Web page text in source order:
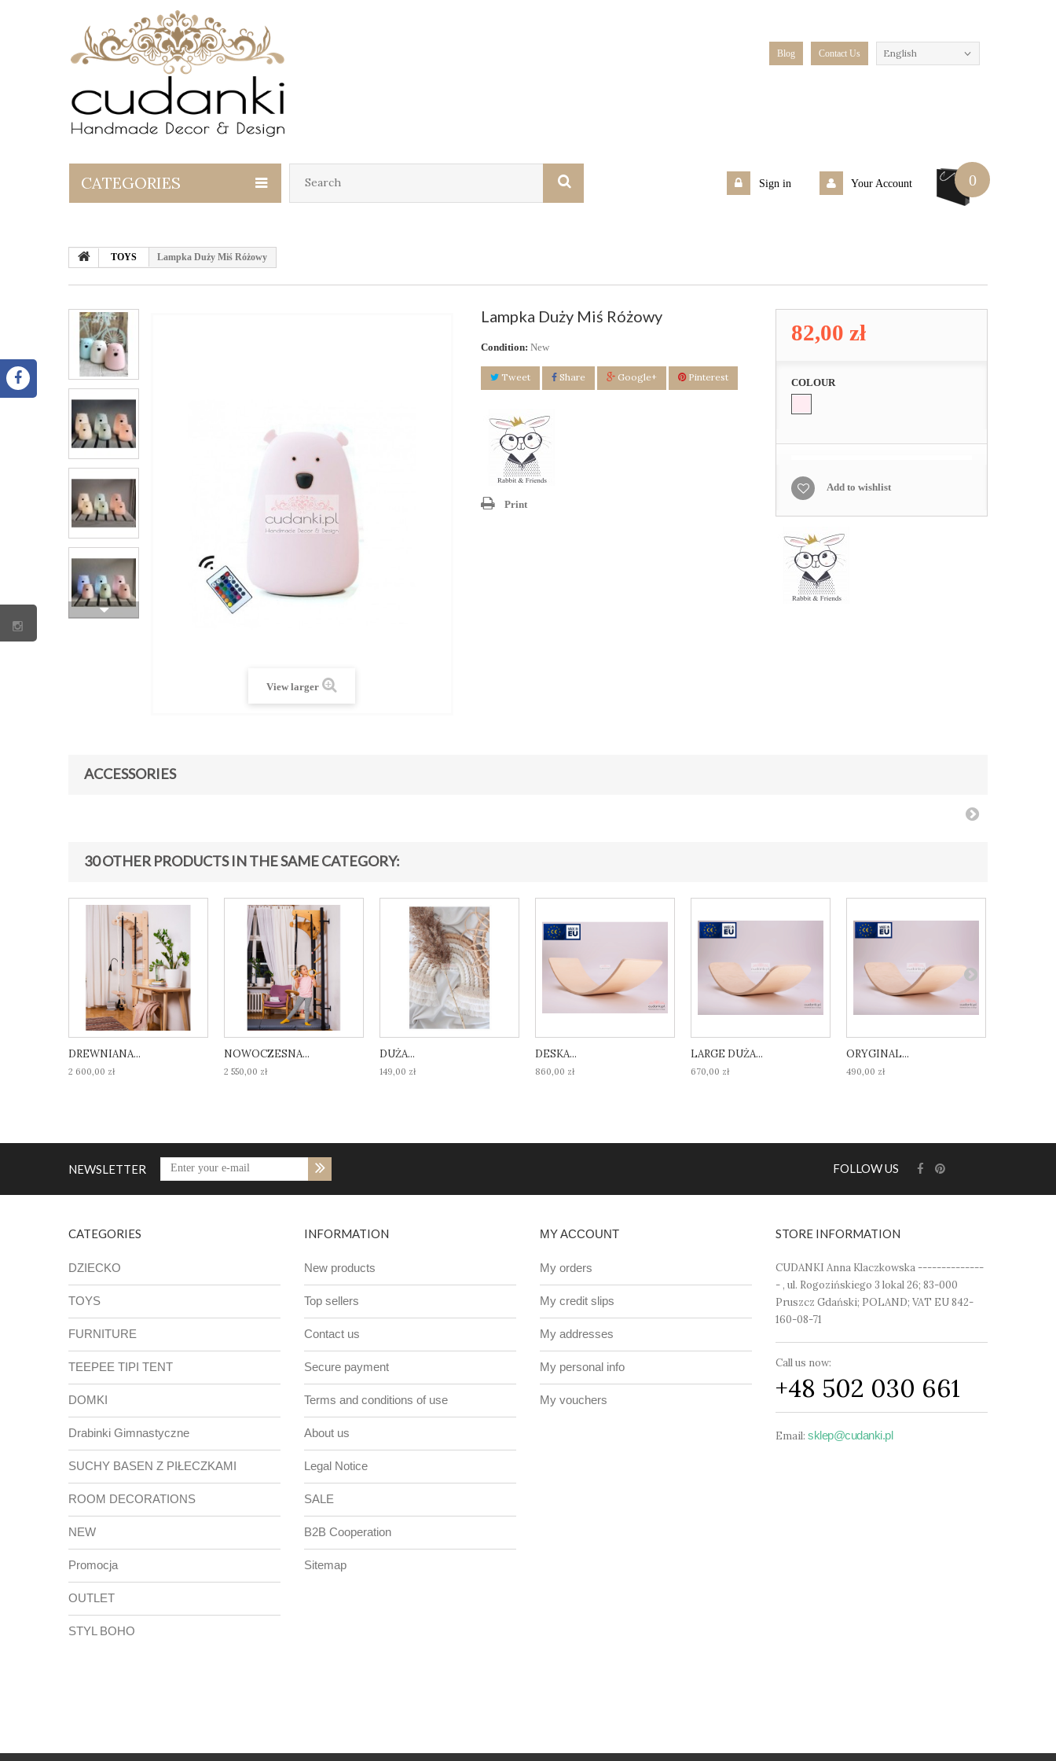
English
Blog Contact Us
CATEGORIES 0
Sign in Your Account
TOYS Lampka Duży Miś Różowy
View larger
Lampka Duży Miś Różowy
Condition: New
Tweet Share Google+ Pinterest
Print
82,00 zł
COLOUR
Add to wishlist
ACCESSORIES
30 OTHER PRODUCTS IN THE SAME CATEGORY:
DREWNIANA...
2 600,00 zł
NOWOCZESNA...
2 550,00 zł
DUŻA...
149,00 zł
DESKA...
860,00 zł
LARGE DUŻA...
670,00 zł
ORYGINAL...
490,00 zł
NEWSLETTER FOLLOW US
CATEGORIES
DZIECKO
TOYS
FURNITURE
TEEPEE TIPI TENT
DOMKI
Drabinki Gimnastyczne
SUCHY BASEN Z PIŁECZKAMI
ROOM DECORATIONS
NEW
Promocja
OUTLET
STYL BOHO
INFORMATION
New products
Top sellers
Contact us
Secure payment
Terms and conditions of use
About us
Legal Notice
SALE
B2B Cooperation
Sitemap
MY ACCOUNT
My orders
My credit slips
My addresses
My personal info
My vouchers
STORE INFORMATION
CUDANKI Anna Klaczkowska --------------
- , ul. Rogozińskiego 3 lokal 26; 83-000
Pruszcz Gdański; POLAND; VAT EU 842-
160-08-71
Call us now:
+48 502 030 661
Email: sklep@cudanki.pl